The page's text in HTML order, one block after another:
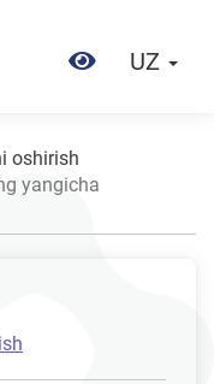
UZ
oshirish
yangicha